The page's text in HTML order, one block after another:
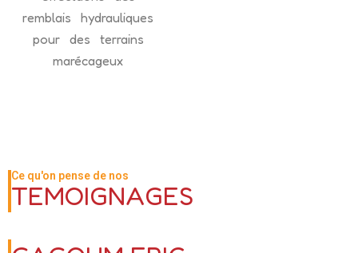
remblais hydrauliques
pour des terrains
marécageux
Ce qu'on pense de nos
TEMOIGNAGES